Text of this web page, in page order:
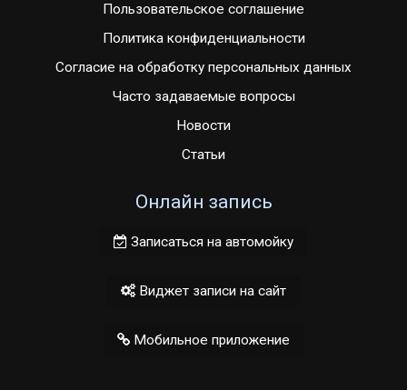
Пользовательское соглашение
Политика конфиденциальности
Согласие на обработку персональных данных
Часто задаваемые вопросы
Новости
Статьи
Онлайн запись
Записаться на автомойку
Виджет записи на сайт
Мобильное приложение